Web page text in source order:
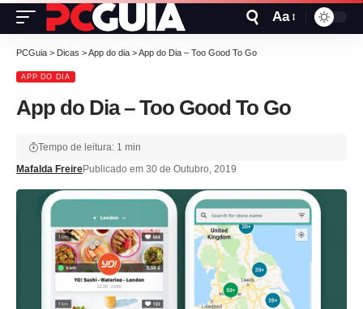
Aa
PCGuia > Dicas >App do dia >App do Dia – Too Good To Go
APP DO DIA
App do Dia – Too Good To Go
Mafalda FreirePublicado em 30 de Outubro, 2019
Tempo de leitura: 1 min